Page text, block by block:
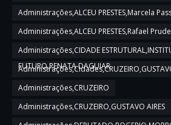
Administrações,ALCEU PRESTES,Marcela
Administrações,ALCEU PRESTES,Rafael
Administrações,CIDADE
FUTURO,RENATA DAGUIAR
Administrações,CRUZEIRO
Administrações,CRUZEIRO,GUSTAVO AIRES